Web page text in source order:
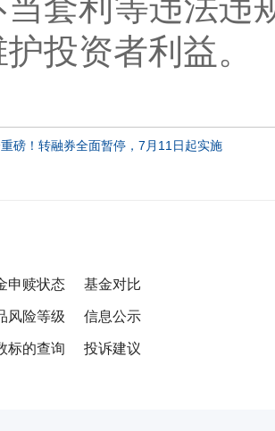
投资者利益。
重磅！转融券全面暂停，7月11日起实施
申赎状态
风险等级
标的查询
基金对比
信息公示
投诉建议